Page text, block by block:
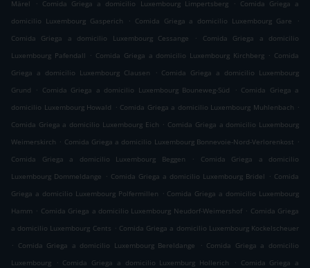
Märel
Comida Griega a domicilio Luxembourg Limpertsberg
Comida Griega a
domicilio Luxembourg Gasperich
. Comida Griega a domicilio Luxembourg Gare
.
Comida Griega a domicilio Luxembourg Cessange
.
Comida Griega a domicilio
Luxembourg Pafendall . Comida Griega a domicilio Luxembourg Kirchberg . Comida
Griega a domicilio Luxembourg Clausen
. Comida Griega a domicilio Luxembourg
Grund
. Comida Griega a domicilio Luxembourg Bouneweg-Süd . Comida Griega a
domicilio Luxembourg Howald . Comida Griega a domicilio Luxembourg Muhlenbach .
Comida Griega a domicilio Luxembourg Eich . Comida Griega a domicilio Luxembourg
Weimerskirch . Comida Griega a domicilio Luxembourg Bonnevoie-Nord-Verlorenkost .
Comida Griega a domicilio Luxembourg Beggen
.
Comida Griega a domicilio
Luxembourg Dommeldange . Comida Griega a domicilio Luxembourg Bridel . Comida
Griega a domicilio Luxembourg Polfermillen . Comida Griega a domicilio Luxembourg
Hamm . Comida Griega a domicilio Luxembourg Neudorf-Weimershof . Comida Griega
a domicilio Luxembourg Cents . Comida Griega a domicilio Luxembourg Kockelscheuer
. Comida Griega a domicilio Luxembourg Bereldange . Comida Griega a domicilio
Luxembourg
. Comida Griega a domicilio Luxemburg Hollerich . Comida Griega a